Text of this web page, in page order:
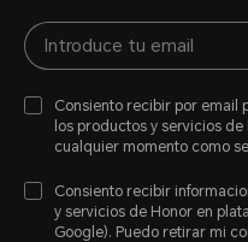
Consiento recibir por email
los productos y servicios
cualquier momento como
Consiento recibir
y servicios de Honor en
Google). Puedo retirar mi